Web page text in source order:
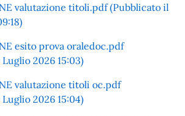
valutazione titoli.pdf (Pubblicato il
esito prova oraledoc.pdf
2026 15:03)
valutazione titoli oc.pdf
2026 15:04)